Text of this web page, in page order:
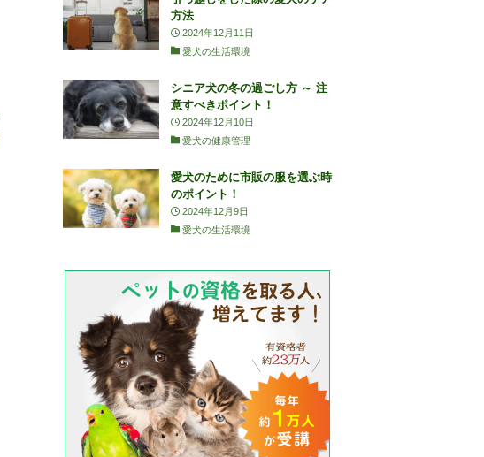
方法
2024年12月11日
愛犬の生活環境
シニア犬の冬の過ごし方 ～ 注
意すべきポイント！
2024年12月10日
愛犬の健康管理
愛犬のために市販の服を選ぶ時
のポイント！
2024年12月9日
愛犬の生活環境